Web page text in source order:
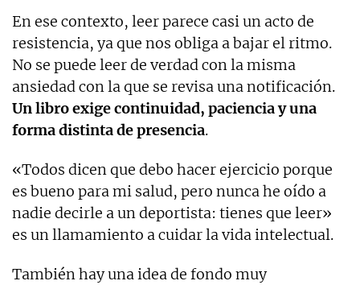
En ese contexto, leer parece casi un acto de
resistencia, ya que nos obliga a bajar el ritmo.
No se puede leer de verdad con la misma
ansiedad con la que se revisa una notificación.
Un libro exige continuidad, paciencia y una
forma distinta de presencia.
«Todos dicen que debo hacer ejercicio porque
es bueno para mi salud, pero nunca he oído a
nadie decirle a un deportista: tienes que leer»
es un llamamiento a cuidar la vida intelectual.
También hay una idea de fondo muy